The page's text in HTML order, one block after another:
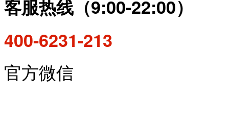
客服热线（9:00-22:00）
400-6231-213
官方微信